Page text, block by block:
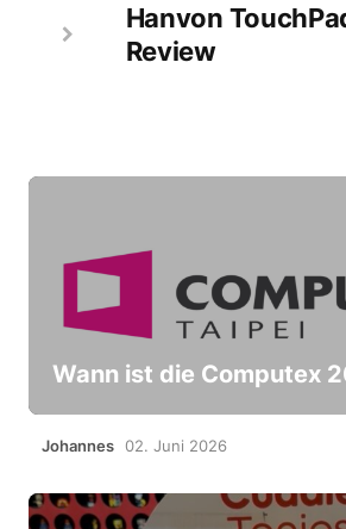
Hanvon
Review
Wann ist die Computex
Johannes 02. Juni 2026